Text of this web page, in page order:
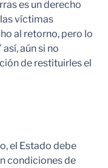
es un derecho
víctimas
al retorno, pero lo
aún si no
de restituirles el
el Estado debe
condiciones de